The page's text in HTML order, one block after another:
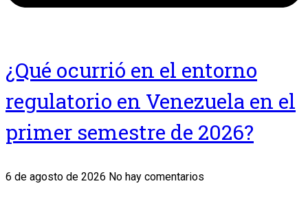
¿Qué ocurrió en el entorno
regulatorio en Venezuela en el
primer semestre de 2026?
6 de agosto de 2026 No hay comentarios